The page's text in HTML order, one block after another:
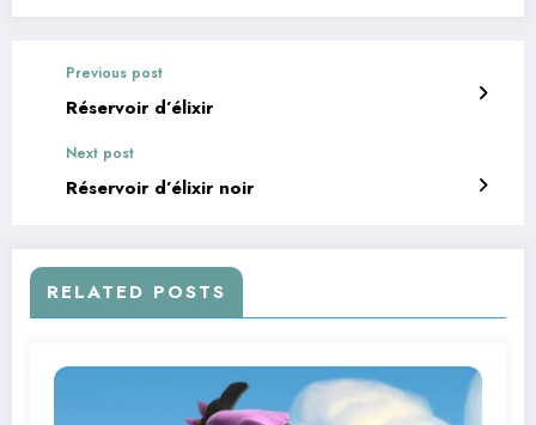
Previous post
Réservoir d’élixir
Next post
Réservoir d’élixir noir
RELATED POSTS